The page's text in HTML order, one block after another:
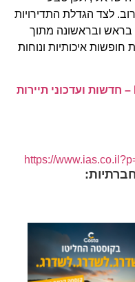
לצד הגדלת התדירויות
בראש ובראשונה מתוך
חופשות איכותיות ונוחות
IAS – חדשות ועדכוני תיירות
https://